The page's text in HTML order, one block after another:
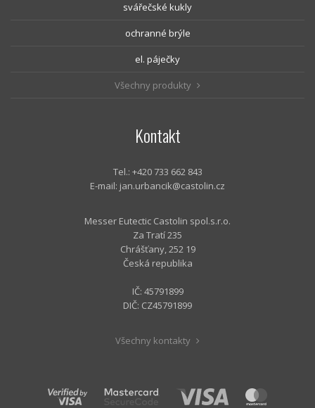
svářečské kukly
ochranné brýle
el. páječky
Všechny produkty
Kontakt
Tel.: +420 733 662 843
E-mail: jan.urbancik@castolin.cz
Messer Eutectic Castolin spol.s.r.o.
Za Tratí 235
Chrášťany, 252 19
Česká republika
IČ: 45791899
DIČ: CZ45791899
Všechny kontakty